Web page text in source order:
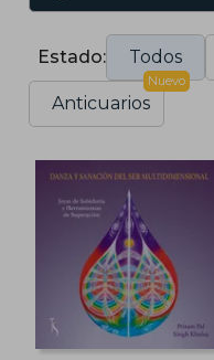
Estado: Todos
Anticuarios
Nuevo